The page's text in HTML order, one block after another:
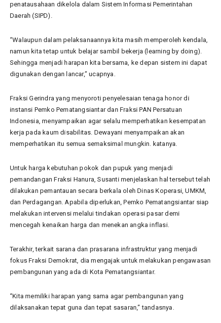
penatausahaan dikelola dalam Sistem Informasi Pemerintahan
Daerah (SIPD).
“Walaupun dalam pelaksanaannya kita masih memperoleh kendala,
namun kita tetap untuk belajar sambil bekerja (learning by doing).
Sehingga menjadi harapan kita bersama, ke depan sistem ini dapat
digunakan dengan lancar,” ucapnya.
Fraksi Gerindra yang menyoroti penyelesaian tenaga honor di
instansi Pemko Pematangsiantar dan Fraksi PAN Persatuan
Indonesia, menyampaikan agar selalu memperhatikan kesempatan
kerja pada kaum disabilitas. Dewayani menyampaikan akan
memperhatikan itu semua semaksimal mungkin. katanya.
Untuk harga kebutuhan pokok dan pupuk yang menjadi
pemandangan Fraksi Hanura, Susanti menjelaskan hal tersebut telah
dilakukan pemantauan secara berkala oleh Dinas Koperasi, UMKM,
dan Perdagangan. Apabila diperlukan, Pemko Pematangsiantar siap
melakukan intervensi melalui tindakan operasi pasar demi
mencegah kenaikan harga dan menekan angka inflasi.
Terakhir, terkait sarana dan prasarana infrastruktur yang menjadi
fokus Fraksi Demokrat, dia mengajak untuk melakukan pengawasan
pembangunan yang ada di Kota Pematangsiantar.
“Kita memiliki harapan yang sama agar pembangunan yang
dilaksanakan tepat guna dan tepat sasaran,” tandasnya.